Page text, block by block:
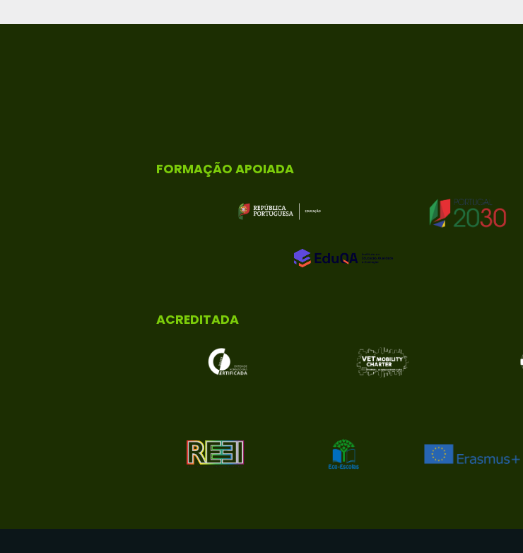
FORMAÇÃO APOIADA
ACREDITADA